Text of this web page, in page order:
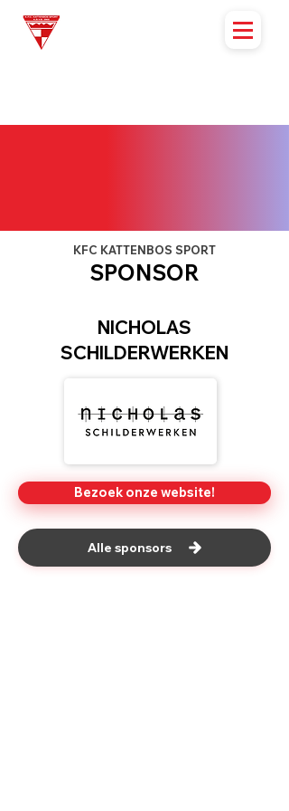
KFC KATTENBOS SPORT
SPONSOR
NICHOLAS
SCHILDERWERKEN
Bezoek onze website!
Alle sponsors